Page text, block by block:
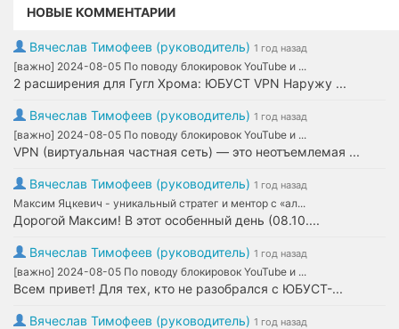
НОВЫЕ КОММЕНТАРИИ
Вячеслав Тимофеев (руководитель) 1 год назад
[важно] 2024-08-05 По поводу блокировок YouTube и ...
2 расширения для Гугл Хрома: ЮБУСТ VPN Наружу ...
Вячеслав Тимофеев (руководитель) 1 год назад
[важно] 2024-08-05 По поводу блокировок YouTube и ...
VPN (виртуальная частная сеть) — это неотъемлемая ...
Вячеслав Тимофеев (руководитель) 1 год назад
Максим Яцкевич - уникальный стратег и ментор с «ал...
Дорогой Максим! В этот особенный день (08.10....
Вячеслав Тимофеев (руководитель) 1 год назад
[важно] 2024-08-05 По поводу блокировок YouTube и ...
Всем привет! Для тех, кто не разобрался с ЮБУСТ-...
Вячеслав Тимофеев (руководитель) 1 год назад